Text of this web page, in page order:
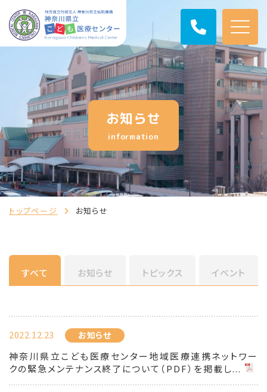
お知らせ
information
トップページ お知らせ
すべて お知らせ トピックス イベント
2022.12.23 お知らせ
神奈川県立こども医療センター地域医療連携ネットワー
クの緊急メンテナンス終了について（PDF）を掲載し...